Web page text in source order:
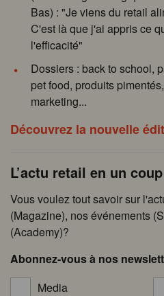
Bas) : "Je viens du retail
C'est là que j'ai appris ce
l'efficacité"
Dossiers : back to school,
pet food, produits
marketing...
Découvrez la nouvelle
L’actu retail en un
Vous voulez tout savoir sur
(Magazine), nos événements
(Academy)?
Abonnez-vous à nos
Media